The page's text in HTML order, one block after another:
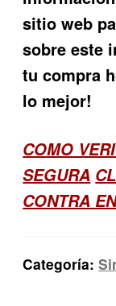
sitio web
sobre este
tu compra
lo mejor!
COMO
SEGURA
CONTRA
Categoría: